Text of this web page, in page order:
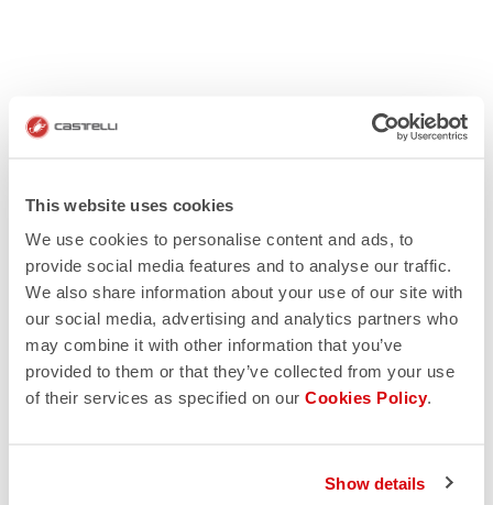
This website uses cookies
We use cookies to personalise content and ads, to
provide social media features and to analyse our traffic.
We also share information about your use of our site with
our social media, advertising and analytics partners who
may combine it with other information that you’ve
provided to them or that they’ve collected from your use
of their services as specified on our Cookies Policy.
Show details